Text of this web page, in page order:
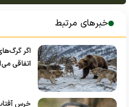
خبرهای مرتبط
اگر
اتفاقی